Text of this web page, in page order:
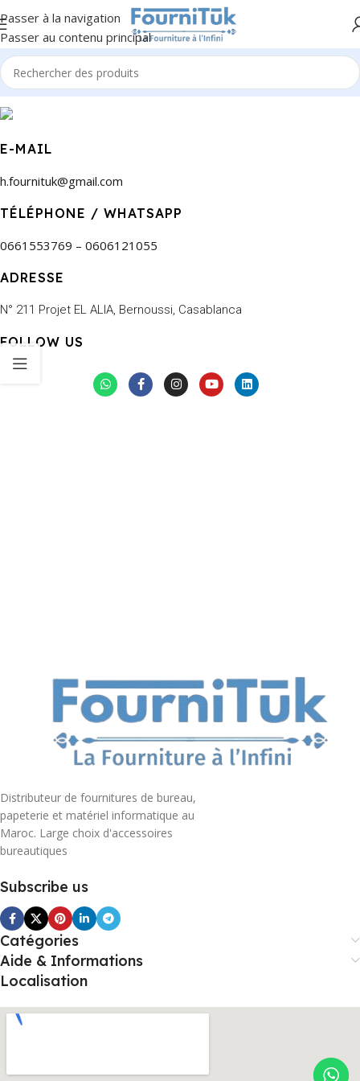
Passer à la navigation
Passer au contenu principal
E-MAIL
h.fournituk@gmail.com
TÉLÉPHONE / WHATSAPP
0661553769 – 0606121055
ADRESSE
N° 211 Projet EL ALIA, Bernoussi, Casablanca
FOLLOW US
Distributeur de fournitures de bureau,
papeterie et matériel informatique au
Maroc. Large choix d'accessoires
bureautiques
Subscribe us
Catégories
Aide & Informations
Localisation